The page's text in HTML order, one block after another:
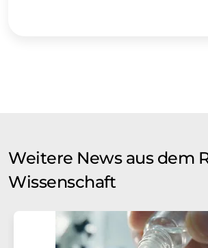
Weitere News aus dem
Wissenschaft